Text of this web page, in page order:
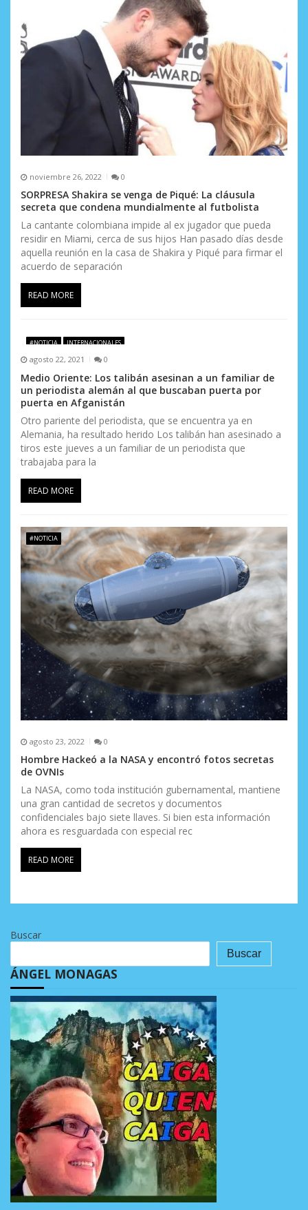
e
n
a
s
noviembre 26, 2022 0
SORPRESA Shakira se venga de Piqué: La cláusula
secreta que condena mundialmente al futbolista
La cantante colombiana impide al ex jugador que pueda
residir en Miami, cerca de sus hijos Han pasado días desde
aquella reunión en la casa de Shakira y Piqué para firmar el
acuerdo de separación
READ MORE
#NOTICIA INTERNACIONALES
agosto 22, 2021 0
Medio Oriente: Los talibán asesinan a un familiar de
un periodista alemán al que buscaban puerta por
puerta en Afganistán
Otro pariente del periodista, que se encuentra ya en
Alemania, ha resultado herido Los talibán han asesinado a
tiros este jueves a un familiar de un periodista que
trabajaba para la
READ MORE
#NOTICIA
agosto 23, 2022 0
Hombre Hackeó a la NASA y encontró fotos secretas
de OVNIs
La NASA, como toda institución gubernamental, mantiene
una gran cantidad de secretos y documentos
confidenciales bajo siete llaves. Si bien esta información
ahora es resguardada con especial rec
READ MORE
Buscar
Buscar
ÁNGEL MONAGAS